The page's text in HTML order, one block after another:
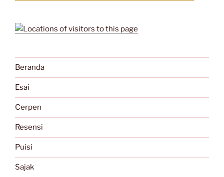
Beranda
Esai
Cerpen
Resensi
Puisi
Sajak